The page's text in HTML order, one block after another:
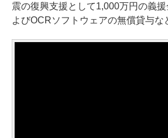
震の復興支援として1,000万円の義
よびOCRソフトウェアの無償貸与な